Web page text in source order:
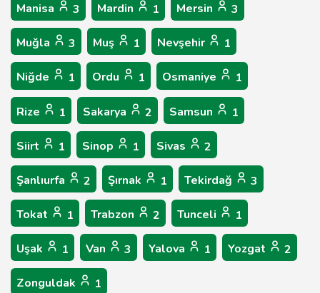
Manisa 3 Mardin 1 Mersin 3
Muğla 3 Muş 1 Nevşehir 1
Niğde 1 Ordu 1 Osmaniye 1
Rize 1 Sakarya 2 Samsun 1
Siirt 1 Sinop 1 Sivas 2
Şanlıurfa 2 Şırnak 1 Tekirdağ 3
Tokat 1 Trabzon 2 Tunceli 1
Uşak 1 Van 3 Yalova 1 Yozgat 2
Zonguldak 1